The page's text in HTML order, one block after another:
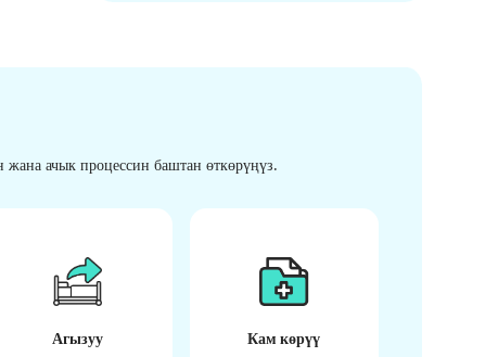
ачык процессин баштан өткөрүңүз.
Агызуу Кам көрүү